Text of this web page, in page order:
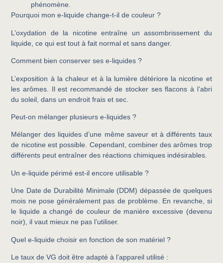
phénomène.
Pourquoi mon e-liquide change-t-il de couleur ?
L’oxydation de la nicotine entraîne un assombrissement du
liquide, ce qui est tout à fait normal et sans danger.
Comment bien conserver ses e-liquides ?
L’exposition à la chaleur et à la lumière détériore la nicotine et
les arômes. Il est recommandé de stocker ses flacons à l’abri
du soleil, dans un endroit frais et sec.
Peut-on mélanger plusieurs e-liquides ?
Mélanger des liquides d’une même saveur et à différents taux
de nicotine est possible. Cependant, combiner des arômes trop
différents peut entraîner des réactions chimiques indésirables.
Un e-liquide périmé est-il encore utilisable ?
Une Date de Durabilité Minimale (DDM) dépassée de quelques
mois ne pose généralement pas de problème. En revanche, si
le liquide a changé de couleur de manière excessive (devenu
noir), il vaut mieux ne pas l’utiliser.
Quel e-liquide choisir en fonction de son matériel ?
Le taux de VG doit être adapté à l’appareil utilisé :